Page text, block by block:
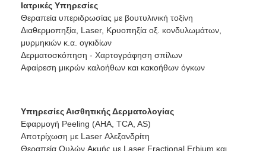
Ιατρικές Υπηρεσίες
Θεραπεία υπεριδρωσίας με βουτυλινική τοξίνη
Διαθερμοπηξία, Laser, Κρυοπηξία οξ. κονδυλωμάτων,
μυρμηκιών κ.α. ογκιδίων
Δερματοσκόπηση - Χαρτογράφηση σπίλων
Αφαίρεση μικρών καλοήθων και κακοήθων όγκων
Υπηρεσίες Αισθητικής Δερματολογίας
Εφαρμογή Peeling (AHA, TCA, AS)
Αποτρίχωση με Laser Αλεξανδρίτη
Θεραπεία Oυλών Aκμής με Laser Fractional Erbium και